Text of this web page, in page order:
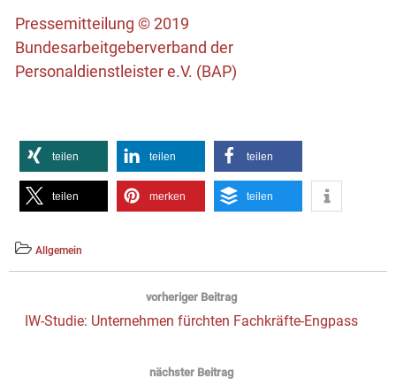
Pressemitteilung © 2019
Bundesarbeitgeberverband der
Personaldienstleister e.V. (BAP)
teilen teilen teilen
teilen merken teilen
Allgemein
Beitragsnavigation
vorheriger Beitrag
Vorheriger
IW-Studie: Unternehmen fürchten Fachkräfte-Engpass
nächster Beitrag